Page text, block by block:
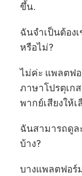
ขึ้น.
ฉันจำเป็นต้อง
หรือไม่?
ไม่ค่ะ แพลตฟ
ภาษาโปรตุเก
พากย์เสียงให้เ
ฉันสามารถดู
บ้าง?
บางแพลตฟอร์